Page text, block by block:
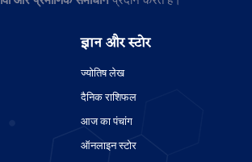
ज्ञान और स्टोर
ज्योतिष लेख
दैनिक राशिफल
आज का पंचांग
ऑनलाइन स्टोर